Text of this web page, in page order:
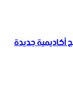
أكاديمية جديدة